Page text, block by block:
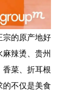
的原产地好
辣烫、贵州
菜、折耳根
不仅是美食